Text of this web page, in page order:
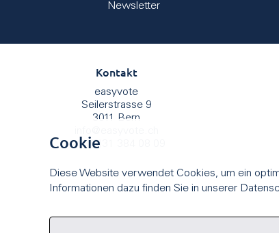
Newsletter
Kontakt
easyvote
Seilerstrasse 9
3011 Bern
+41 (0)31 384 08 09
Cookie
Diese Website verwendet Cookies, um ein
Informationen dazu finden Sie in unserer